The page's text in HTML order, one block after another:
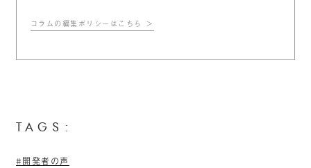
コラムの編集ポリシーはこちら
TAGS:
開発者の声